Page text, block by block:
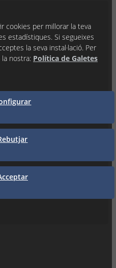
cookies per millorar la teva
estadístiques. Si segueixes
la seva instal·lació. Per
nostra: Política de Galetes